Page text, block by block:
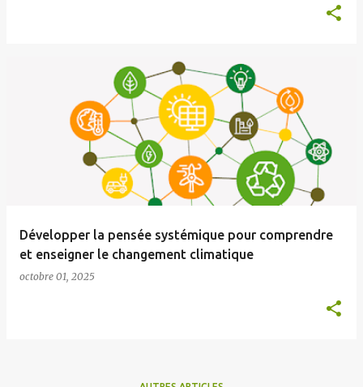
Développer la pensée systémique pour comprendre
et enseigner le changement climatique
octobre 01, 2025